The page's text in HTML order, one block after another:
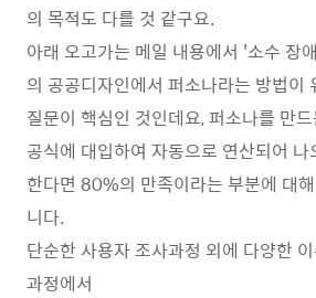
의 목적도 다를 것 같구요.
아래 오고가는 메일 내용에서 '소수 장
의 공공디자인에서 퍼소나라는 방법이
질문이 핵심인 것인데요, 퍼소나를 만
공식에 대입하여 자동으로 연산되어
한다면 80%의 만족이라는 부분에 대
니다.
단순한 사용자 조사과정 외에 다양한
과정에서